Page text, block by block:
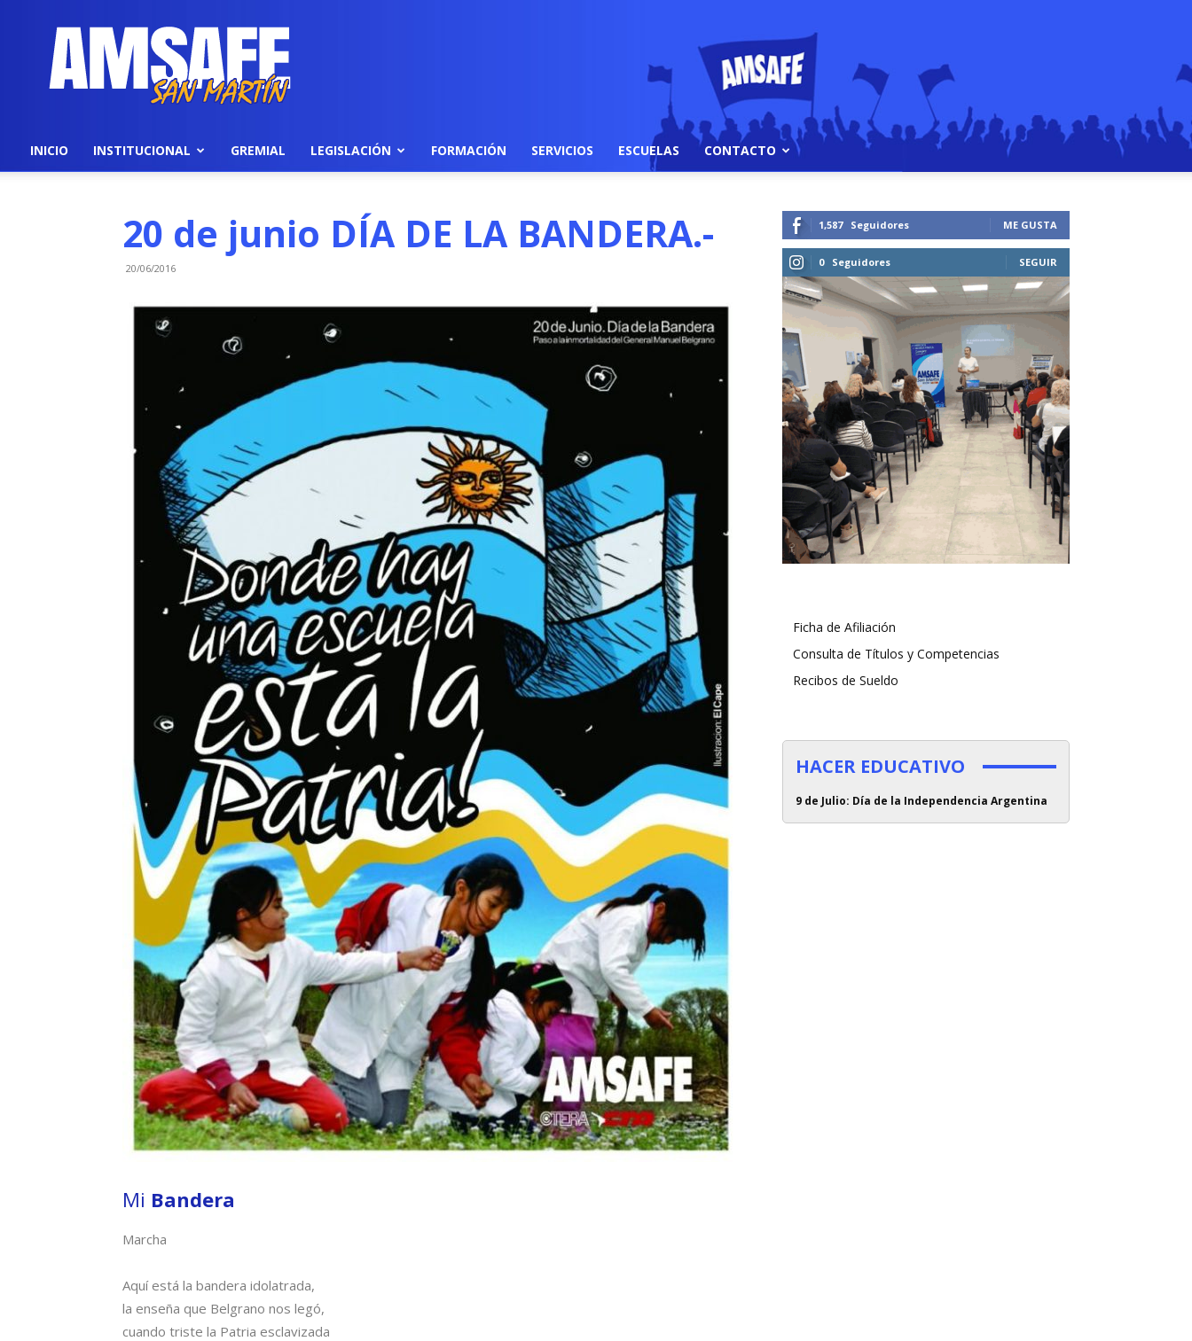
AMSAFE
INICIO INSTITUCIONAL GREMIAL LEGISLACIÓN FORMACIÓN SERVICIOS ESCUELAS CONTACTO
20 de junio DÍA DE LA BANDERA.-
20/06/2016
Mi Bandera
Marcha
Aquí está la bandera idolatrada,
la enseña que Belgrano nos legó,
cuando triste la Patria esclavizada
1,587 Seguidores ME GUSTA
0 Seguidores SEGUIR
Ficha de Afiliación
Consulta de Títulos y Competencias
Recibos de Sueldo
HACER EDUCATIVO
9 de Julio: Día de la Independencia Argentina